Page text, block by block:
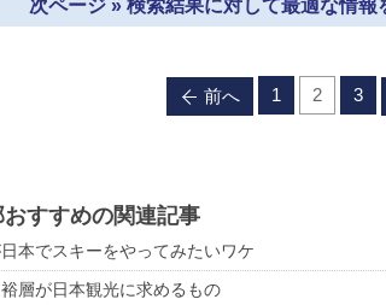
次ページ » 検索結果に対して最適な情報
前へ 1 2 3
すすめの関連記事
本でスキーをやってみたいワケ
層が日本観光に求めるもの